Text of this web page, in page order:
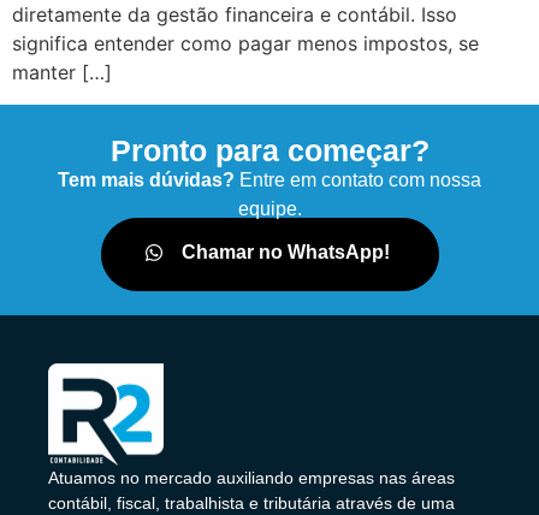
diretamente da gestão financeira e contábil. Isso
significa entender como pagar menos impostos, se
manter […]
Pronto para começar?
Tem mais dúvidas? Entre em contato com nossa
equipe.
Chamar no WhatsApp!
Atuamos no mercado auxiliando empresas nas áreas
contábil, fiscal, trabalhista e tributária através de uma